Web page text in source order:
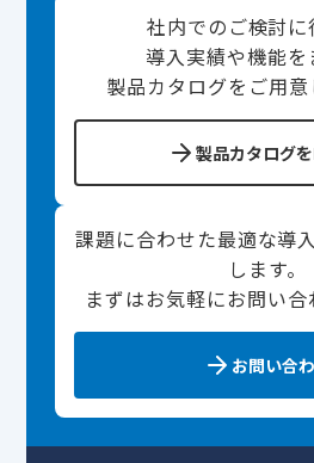
社内でのご検討に
導入実績や機能を
製品カタログをご用意
製品カタログ
課題に合わせた最適な導
します。
まずはお気軽にお問い合
お問い合